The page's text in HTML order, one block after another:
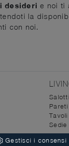
desideri e noi ti
la
con noi.
Salotti
Tavoli
Sedie
Gestisci i consensi